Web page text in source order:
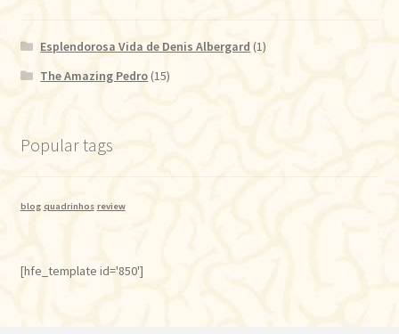
Esplendorosa Vida de Denis Albergard (1)
The Amazing Pedro (15)
Popular tags
blog quadrinhos review
[hfe_template id='850']